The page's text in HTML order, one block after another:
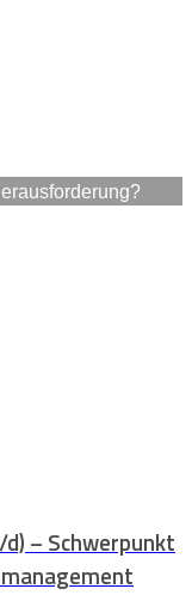
– Schwerpunkt